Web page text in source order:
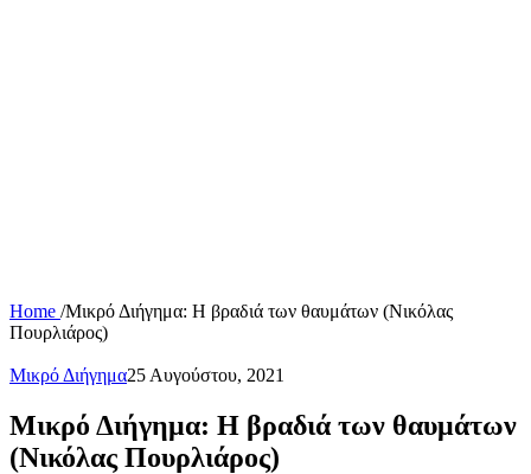
Home /Μικρό Διήγημα: Η βραδιά των θαυμάτων (Νικόλας
Πουρλιάρος)
Μικρό Διήγημα25 Αυγούστου, 2021
Μικρό Διήγημα: Η βραδιά των θαυμάτων
(Νικόλας Πουρλιάρος)